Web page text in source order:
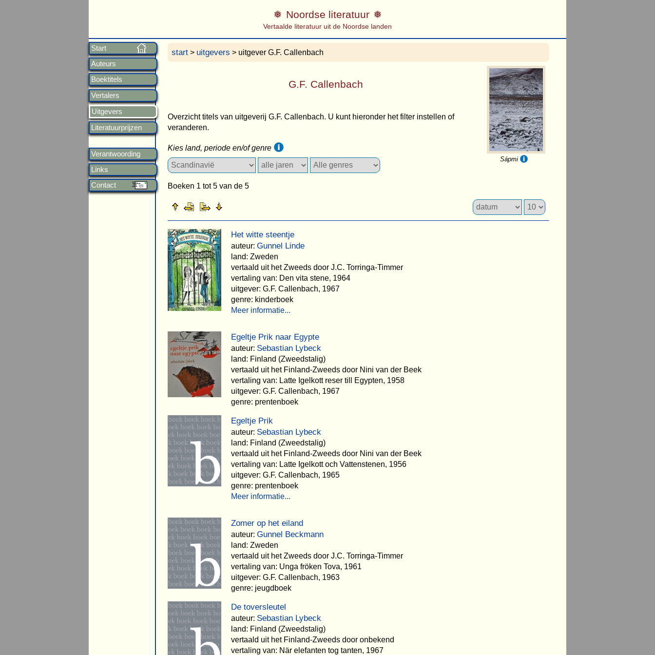
Start
Auteurs
Boektitels
Vertalers
Uitgevers
Literatuurprijzen
Verantwoording
Links
Contact
Noordse literatuur
Vertaalde literatuur uit de Noordse landen
start > uitgevers > uitgever G.F. Callenbach
Sápmi
G.F. Callenbach
Overzicht titels van uitgeverij G.F. Callenbach. U kunt hieronder het filter instellen of
veranderen.
Kies land, periode en/of genre
Boeken 1 tot 5 van de 5
Het witte steentje
auteur: Gunnel Linde
land: Zweden
vertaald uit het Zweeds door J.C. Torringa-Timmer
vertaling van: Den vita stene, 1964
uitgever: G.F. Callenbach, 1967
genre: kinderboek
Meer informatie...
Egeltje Prik naar Egypte
auteur: Sebastian Lybeck
land: Finland (Zweedstalig)
vertaald uit het Finland-Zweeds door Nini van der Beek
vertaling van: Latte Igelkott reser till Egypten, 1958
uitgever: G.F. Callenbach, 1967
genre: prentenboek
Egeltje Prik
auteur: Sebastian Lybeck
land: Finland (Zweedstalig)
vertaald uit het Finland-Zweeds door Nini van der Beek
vertaling van: Latte Igelkott och Vattenstenen, 1956
uitgever: G.F. Callenbach, 1965
genre: prentenboek
Meer informatie...
Zomer op het eiland
auteur: Gunnel Beckmann
land: Zweden
vertaald uit het Zweeds door J.C. Torringa-Timmer
vertaling van: Unga fröken Tova, 1961
uitgever: G.F. Callenbach, 1963
genre: jeugdboek
De toversleutel
auteur: Sebastian Lybeck
land: Finland (Zweedstalig)
vertaald uit het Finland-Zweeds door onbekend
vertaling van: När elefanten tog tanten, 1967